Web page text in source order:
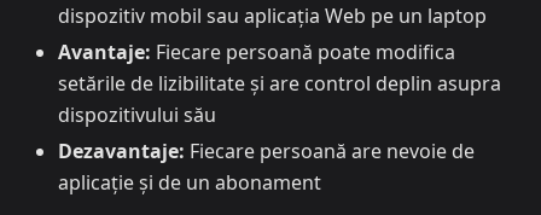
dispozitiv mobil sau aplicația Web pe un laptop
Avantaje: Fiecare persoană poate modifica
setările de lizibilitate și are control deplin asupra
dispozitivului său
Dezavantaje: Fiecare persoană are nevoie de
aplicație și de un abonament